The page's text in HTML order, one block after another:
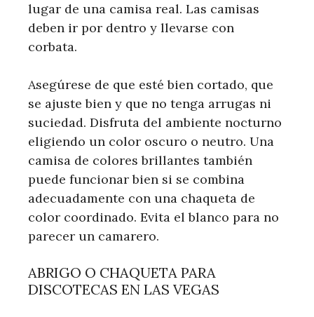
lugar de una camisa real. Las camisas
deben ir por dentro y llevarse con
corbata.
Asegúrese de que esté bien cortado, que
se ajuste bien y que no tenga arrugas ni
suciedad. Disfruta del ambiente nocturno
eligiendo un color oscuro o neutro. Una
camisa de colores brillantes también
puede funcionar bien si se combina
adecuadamente con una chaqueta de
color coordinado. Evita el blanco para no
parecer un camarero.
ABRIGO O CHAQUETA PARA
DISCOTECAS EN LAS VEGAS